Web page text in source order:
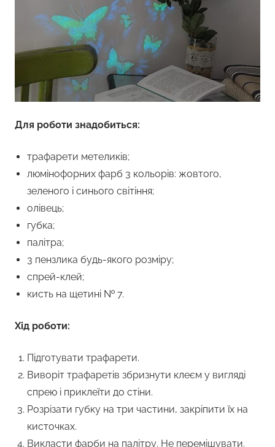
Для роботи знадобиться:
трафарети метеликів;
люмінофорних фарб 3 кольорів: жовтого,
зеленого і синього світіння;
олівець;
губка;
палітра;
3 пензлика будь-якого розміру;
спрей-клей;
кисть на щетині № 7.
Хід роботи:
Підготувати трафарети.
Виворіт трафаретів збризнути клеєм у вигляді
спрею і приклеїти до стіни.
Розрізати губку на три частини, закріпити їх на
кисточках.
Викласти фарби на палітру. Не перемішувати.